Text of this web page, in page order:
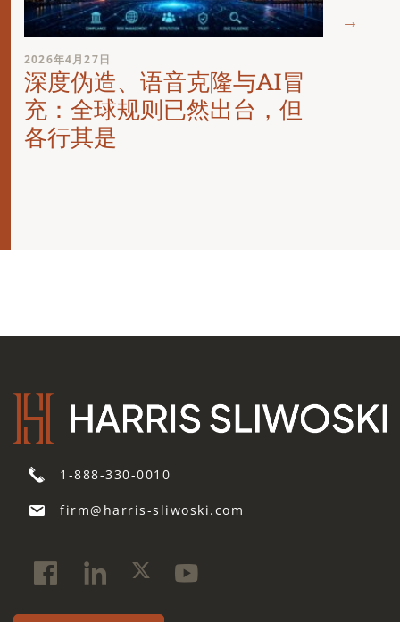
2026年4月27日
深度伪造、语音克隆与AI冒
充：全球规则已然出台，但
各行其是
1-888-330-0010
firm@harris-sliwoski.com